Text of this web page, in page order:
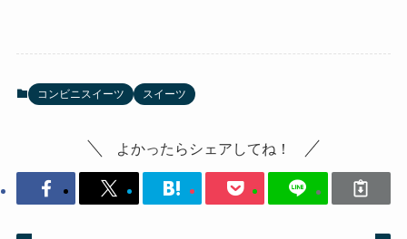
コンビニスイーツ スイーツ
よかったらシェアしてね！